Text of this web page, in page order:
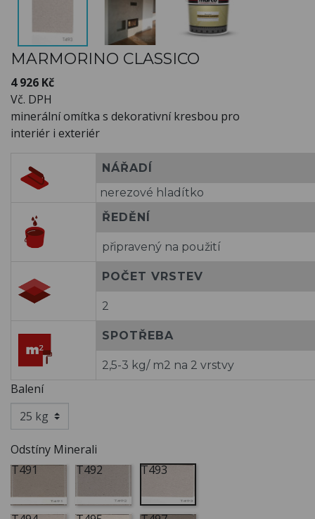
MARMORINO CLASSICO
4 926 Kč
Vč. DPH
minerální omítka s dekorativní kresbou pro
interiér i exteriér
NÁŘADÍ
nerezové hladítko
ŘEDĚNÍ
připravený na použití
POČET VRSTEV
2
SPOTŘEBA
2,5-3 kg/ m2 na 2 vrstvy
Balení
Odstíny Minerali
T491
T492 T493